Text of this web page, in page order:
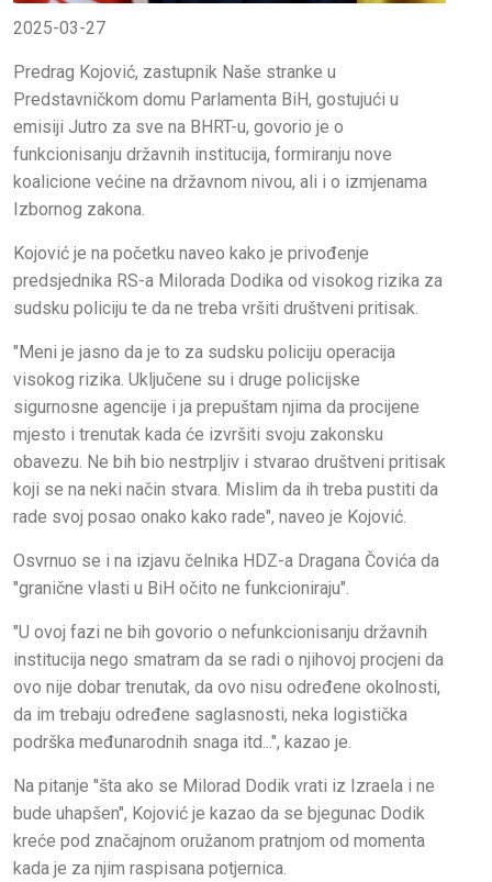
2025-03-27
Predrag Kojović, zastupnik Naše stranke u
Predstavničkom domu Parlamenta BiH, gostujući u
emisiji Jutro za sve na BHRT-u, govorio je o
funkcionisanju državnih institucija, formiranju nove
koalicione većine na državnom nivou, ali i o izmjenama
Izbornog zakona.
Kojović je na početku naveo kako je privođenje
predsjednika RS-a Milorada Dodika od visokog rizika za
sudsku policiju te da ne treba vršiti društveni pritisak.
"Meni je jasno da je to za sudsku policiju operacija
visokog rizika. Uključene su i druge policijske
sigurnosne agencije i ja prepuštam njima da procijene
mjesto i trenutak kada će izvršiti svoju zakonsku
obavezu. Ne bih bio nestrpljiv i stvarao društveni pritisak
koji se na neki način stvara. Mislim da ih treba pustiti da
rade svoj posao onako kako rade", naveo je Kojović.
Osvrnuo se i na izjavu čelnika HDZ-a Dragana Čovića da
"granične vlasti u BiH očito ne funkcioniraju".
"U ovoj fazi ne bih govorio o nefunkcionisanju državnih
institucija nego smatram da se radi o njihovoj procjeni da
ovo nije dobar trenutak, da ovo nisu određene okolnosti,
da im trebaju određene saglasnosti, neka logistička
podrška međunarodnih snaga itd...", kazao je.
Na pitanje "šta ako se Milorad Dodik vrati iz Izraela i ne
bude uhapšen", Kojović je kazao da se bjegunac Dodik
kreće pod značajnom oružanom pratnjom od momenta
kada je za njim raspisana potjernica.